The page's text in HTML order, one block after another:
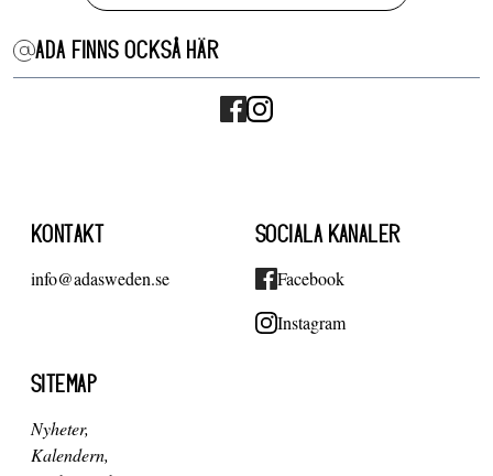
ADA FINNS OCKSÅ HÄR
KONTAKT
info@adasweden.se
SOCIALA KANALER
Facebook
Instagram
SITEMAP
Nyheter
Kalendern